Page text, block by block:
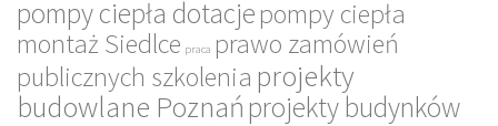
pompy ciepła dotacjepompy ciepła
montaż Siedlce praca prawo zamówień
publicznych szkolenia projekty
budowlane Poznańprojekty budynków